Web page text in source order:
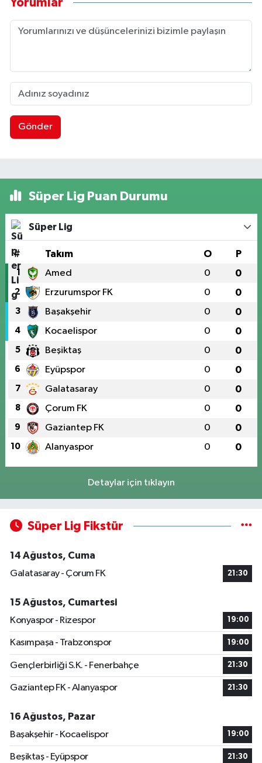
Gönder
Süper Lig Puan Durumu
Süper Lig
# Takım O P
1 Amed 0 0
2 Erzurumspor FK 0 0
3 Başakşehir 0 0
4 Kocaelispor 0 0
5 Beşiktaş 0 0
6 Eyüpspor 0 0
7 Galatasaray 0 0
8 Çorum FK 0 0
9 Gaziantep FK 0 0
10 Alanyaspor 0 0
Detaylar için tıklayın
Süper Lig Fikstür
14 Ağustos, Cuma
Galatasaray - Çorum FK
21:30
15 Ağustos, Cumartesi
Konyaspor - Rizespor
19:00
Kasımpaşa - Trabzonspor 19:00
Gençlerbirliği S.K. - Fenerbahçe 21:30
Gaziantep FK - Alanyaspor 21:30
16 Ağustos, Pazar
Başakşehir - Kocaelispor
19:00
Beşiktaş - Eyüpspor 21:30